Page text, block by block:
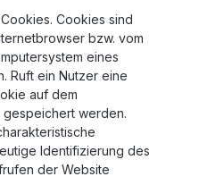
Cookies sind
bzw. vom
eines
Ruft ein Nutzer eine
auf dem
gespeichert werden.
Identifizierung des
der Website